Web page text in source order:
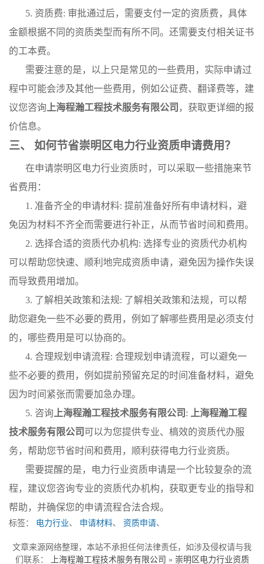
5. 资质费: 审批通过后，需要支付一定的资质费，具体
金额根据不同的资质类型而有所不同。还需要支付相关证书
的工本费。
需要注意的是，以上只是常见的一些费用，实际申请过
程中可能会涉及其他一些费用，例如公证费、翻译费等，建
议您咨询 上海程瀚工程技术服务有限公司 ，获取更详细的报
价信息。
三、 如何节省崇明区电力行业资质申请费用？
在申请崇明区电力行业资质时，可以采取一些措施来节
省费用：
1. 准备齐全的申请材料: 提前准备好所有申请材料，避
免因为材料不齐全而需要进行补正，从而节省时间和费用。
2. 选择合适的资质代办机构: 选择专业的资质代办机构
可以帮助您快速、顺利地完成资质申请，避免因为操作失误
而导致费用增加。
3. 了解相关政策和法规: 了解相关政策和法规，可以帮
助您避免一些不必要的费用，例如了解哪些费用是必须支付
的，哪些费用是可以协商的。
4. 合理规划申请流程: 合理规划申请流程，可以避免一
些不必要的费用，例如提前预留充足的时间准备材料，避免
因为时间紧张而需要加急办理。
5. 咨询 上海程瀚工程技术服务有限公司 :
上海程瀚工程
技术服务有限公司 可以为您提供专业、槁效的资质代办服
务，帮助您节省时间和费用，顺利获得电力行业资质。
需要提醒的是，电力行业资质申请是一个比较复杂的流
程，建议您咨询专业的资质代办机构，获取更专业的指导和
帮助，并确保您的申请流程合法合规。
标签： 电力行业、 申请材料、 资质申请、
文章来源网络整理，本站不承担任何法律责任，如涉及侵权请与我
们联系：
上海程瀚工程技术服务有限公司 » 崇明区电力行业资质